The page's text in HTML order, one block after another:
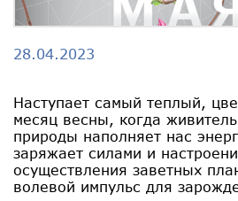
28.04.2023
Наступает самый теплый,
месяц весны, когда
природы наполняет нас
заряжает силами и
осуществления заветных
волевой импульс для